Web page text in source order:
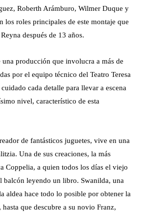
Roberth Arámburo, Wilmer Duque y
los roles principales de este montaje que
después de 13 años.
producción que involucra a más de
por el equipo técnico del Teatro Teresa
cada detalle para llevar a escena
nivel, característico de esta
de fantásticos juguetes, vive en una
Una de sus creaciones, la más
Coppelia, a quien todos los días el viejo
balcón leyendo un libro. Swanilda, una
aldea hace todo lo posible por obtener la
que descubre a su novio Franz,